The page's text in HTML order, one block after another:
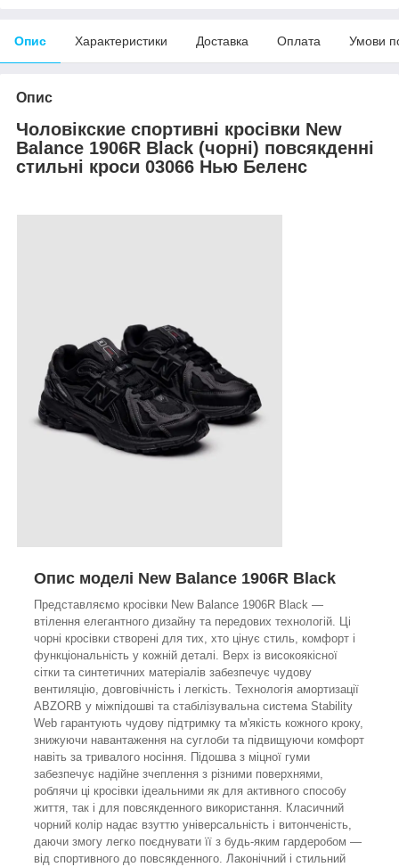
Опис Характеристики Доставка Оплата Умови
Опис
Чоловікские спортивні кросівки New
Balance 1906R Black (чорні) повсякденні
стильні кроси 03066 Нью Беленс
Опис моделі New Balance 1906R Black
Представляємо кросівки New Balance 1906R Black —
втілення елегантного дизайну та передових технологій. Ці
чорні кросівки створені для тих, хто цінує стиль, комфорт і
функціональність у кожній деталі. Верх із високоякісної
сітки та синтетичних матеріалів забезпечує чудову
вентиляцію, довговічність і легкість. Технологія амортизації
ABZORB у міжпідошві та стабілізувальна система Stability
Web гарантують чудову підтримку та м'якість кожного кроку,
знижуючи навантаження на суглоби та підвищуючи комфорт
навіть за тривалого носіння. Підошва з міцної гуми
забезпечує надійне зчеплення з різними поверхнями,
роблячи ці кросівки ідеальними як для активного способу
життя, так і для повсякденного використання. Класичний
чорний колір надає взуттю універсальність і витонченість,
даючи змогу легко поєднувати її з будь-яким гардеробом —
від спортивного до повсякденного. Лаконічний і стильний